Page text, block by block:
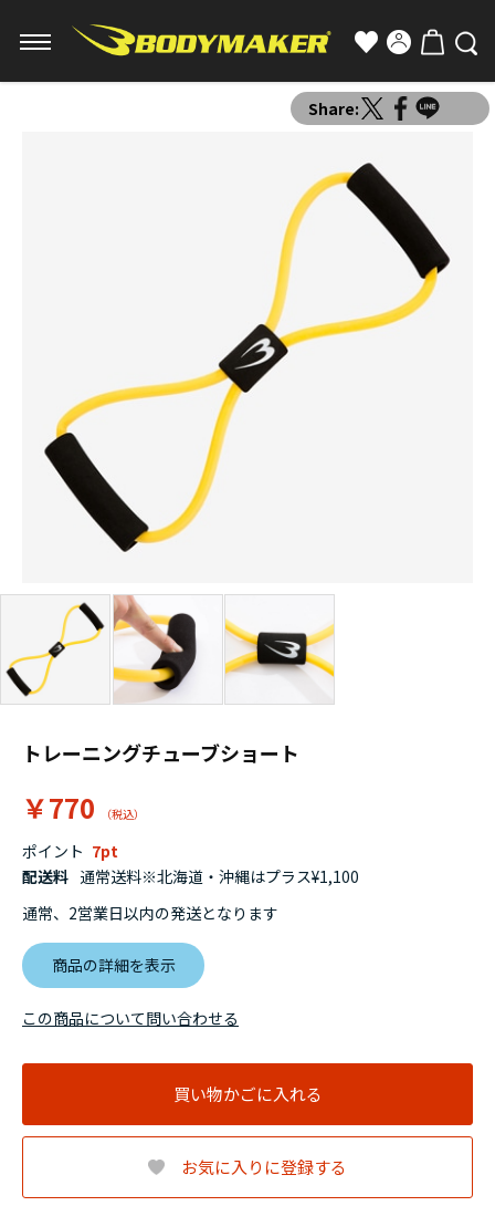
Share:
トレーニングチューブショート
￥770
ポイント 7
配送料 通常送料※北海道・沖縄はプラス¥1,100
通常、2営業日以内の発送となります
商品の詳細を表示
買い物かごに入れる
お気に入りに登録する
この商品について問い合わせる